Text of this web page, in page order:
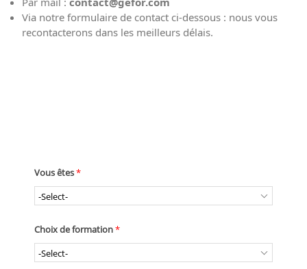
Via notre formulaire de contact ci-dessous : nous vous
recontacterons dans les meilleurs délais.